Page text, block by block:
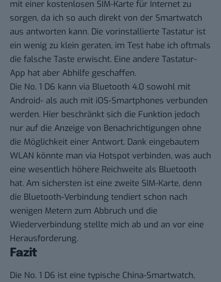
mit einer kostenlosen SIM-Karte für Internet zu
sorgen, da ich so auch direkt von der Smartwatch
aus antworten kann. Die vorinstallierte Tastatur ist
ein wenig zu klein geraten, im Test habe ich oftmals
die falsche Taste erwischt. Eine andere Tastatur-
App hat aber Abhilfe geschaffen.
Die No. 1 D6 kann via Bluetooth 4.0 sowohl mit
Android- als auch mit iOS-Smartphones verbunden
werden. Hier beschränkt sich die Funktion jedoch
nur auf die Anzeige von Benachrichtigungen ohne
die Möglichkeit einer Antwort. Dank eingebautem
WLAN könnte man via Hotspot verbinden, was auch
eine wesentlich höhere Reichweite als Bluetooth
hat. Am sichersten ist eine zweite SIM-Karte, denn
die Bluetooth-Verbindung tendiert schon nach
wenigen Metern zum Abbruch und die
Wiederverbindung stellte mich ab und an vor eine
Herausforderung.
Fazit
Die No. 1 D6 ist eine typische China-Smartwatch,